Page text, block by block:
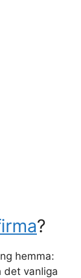
?
hemma:
det vanliga